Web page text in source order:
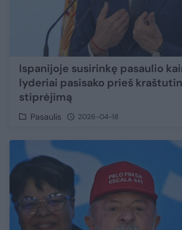
Ispanijoje susirinkę pasaulio
lyderiai pasisako prieš
stiprėjimą
Pasaulis 2026-04-18